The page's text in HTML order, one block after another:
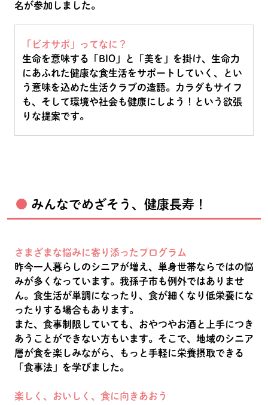
名が参加しました。
「ビオサポ」ってなに？
生命を意味する「BIO」と「美を」を掛け、生命力
にあふれた健康な食生活をサポートしていく、とい
う意味を込めた生活クラブの造語。カラダもサイフ
も、そして環境や社会も健康にしよう！という欲張
りな提案です。
みんなでめざそう、健康長寿！
さまざまな悩みに寄り添ったプログラム
昨今一人暮らしのシニアが増え、単身世帯ならではの悩
みが多くなっています。我孫子市も例外ではありませ
ん。食生活が単調になったり、食が細くなり低栄養にな
ったりする場合もあります。
また、食事制限していても、おやつやお酒と上手につき
あうことができない方もいます。そこで、地域のシニア
層が食を楽しみながら、もっと手軽に栄養摂取できる
「食事法」を学びました。
楽しく、おいしく、食に向きあおう